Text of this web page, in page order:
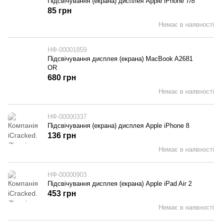
Немає в наявності
85 грн
НФ-00001859
Підсвічування дисплея (екрана) MacBook A2681
OR
Немає в наявності
680 грн
НФ-00000337
Підсвічування (екрана) дисплея Apple iPhone 8
Немає в наявності
136 грн
НФ-00000903
Підсвічування дисплея (екрана) Apple iPad Air 2
Немає в наявності
453 грн